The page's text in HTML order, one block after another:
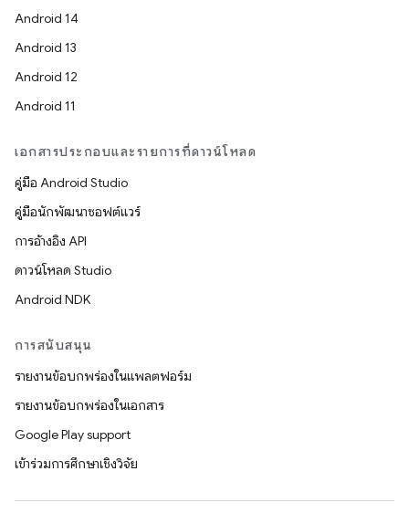
Android 14
Android 13
Android 12
Android 11
เอกสารประกอบและรายการที่ดาวน์โหลด
คู่มือ Android Studio
คู่มือนักพัฒนาซอฟต์แวร์
การอ้างอิง API
ดาวน์โหลด Studio
Android NDK
การสนับสนุน
รายงานข้อบกพร่องในแพลตฟอร์ม
รายงานข้อบกพร่องในเอกสาร
Google Play support
เข้าร่วมการศึกษาเชิงวิจัย